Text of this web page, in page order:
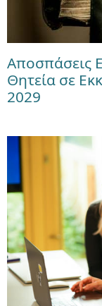
Αποσπάσεις
Θητεία σε
2029